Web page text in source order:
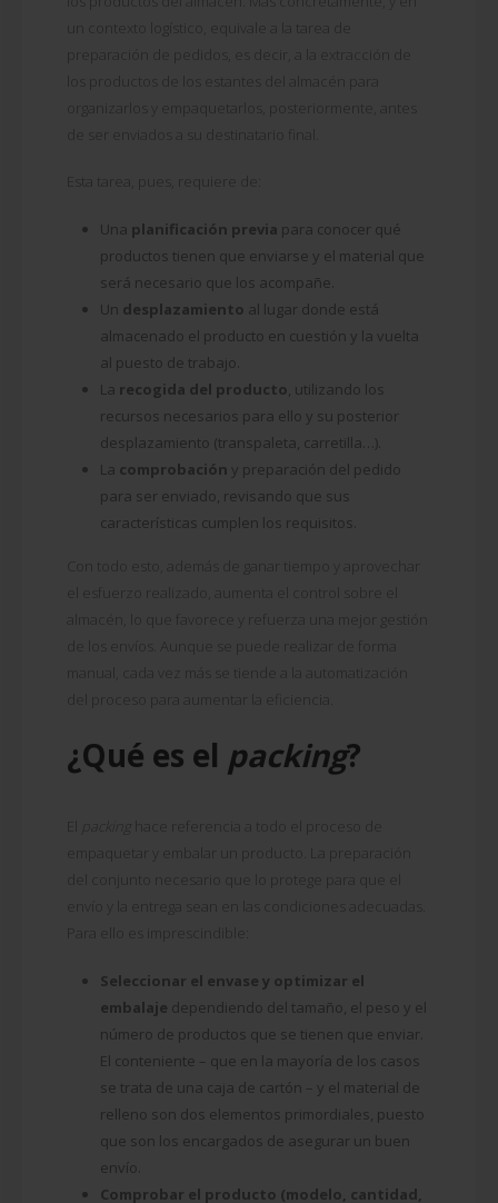
un contexto logístico, equivale a la tarea de
preparación de pedidos, es decir, a la extracción de
los productos de los estantes del almacén para
organizarlos y empaquetarlos, posteriormente, antes
de ser enviados a su destinatario final.
Esta tarea, pues, requiere de:
Una planificación previa para conocer qué
productos tienen que enviarse y el material que
será necesario que los acompañe.
Un desplazamiento al lugar donde está
almacenado el producto en cuestión y la vuelta
al puesto de trabajo.
La recogida del producto, utilizando los
recursos necesarios para ello y su posterior
desplazamiento (transpaleta, carretilla…).
La comprobación y preparación del pedido
para ser enviado, revisando que sus
características cumplen los requisitos.
Con todo esto, además de ganar tiempo y aprovechar
el esfuerzo realizado, aumenta el control sobre el
almacén, lo que favorece y refuerza una mejor gestión
de los envíos. Aunque se puede realizar de forma
manual, cada vez más se tiende a la automatización
del proceso para aumentar la eficiencia.
¿Qué es el packing?
hace referencia a todo el proceso de
empaquetar y embalar un producto. La preparación
del conjunto necesario que lo protege para que el
envío y la entrega sean en las condiciones adecuadas.
Para ello es imprescindible:
Seleccionar el envase y optimizar el
embalaje dependiendo del tamaño, el peso y el
número de productos que se tienen que enviar.
El conteniente – que en la mayoría de los casos
se trata de una caja de cartón – y el material de
relleno son dos elementos primordiales, puesto
que son los encargados de asegurar un buen
envío.
Comprobar el producto (modelo, cantidad,